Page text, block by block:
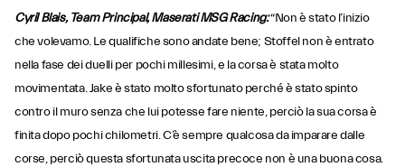
Cyril Blais, Team Principal, Maserati MSG Racing:“Non è stato l’inizio
che volevamo. Le qualifiche sono andate bene; Stoffel non è entrato
nella fase dei duelli per pochi millesimi, e la corsa è stata molto
movimentata. Jake è stato molto sfortunato perché è stato spinto
contro il muro senza che lui potesse fare niente, perciò la sua corsa è
finita dopo pochi chilometri. C’è sempre qualcosa da imparare dalle
corse, perciò questa sfortunata uscita precoce non è una buona cosa.